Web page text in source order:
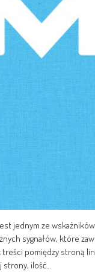
jednym ze
sygnałów, które
pomiędzy stroną
strony, ilość…